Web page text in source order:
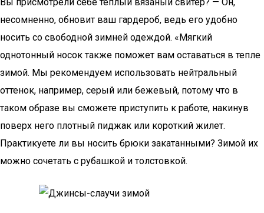
несомненно, обновит ваш гардероб, ведь его удобно
носить со свободной зимней одеждой. «Мягкий
однотонный носок также поможет вам оставаться в тепле
зимой. Мы рекомендуем использовать нейтральный
оттенок, например, серый или бежевый, потому что в
таком образе вы сможете приступить к работе, накинув
поверх него плотный пиджак или короткий жилет.
Практикуете ли вы носить брюки закатанными? Зимой их
можно сочетать с рубашкой и толстовкой.